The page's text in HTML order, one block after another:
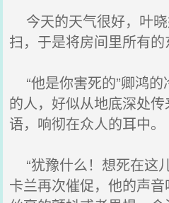
今天的天气很好，叶
扫，于是将房间里所有的
“他是你害死的”卿鸿
的人，好似从地底深处
语，响彻在众人的耳中。
“犹豫什么！想死在这
卡兰再次催促，他的声